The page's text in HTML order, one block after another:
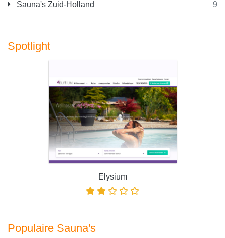
Sauna's Zuid-Holland 9
Spotlight
Elysium
Populaire Sauna's